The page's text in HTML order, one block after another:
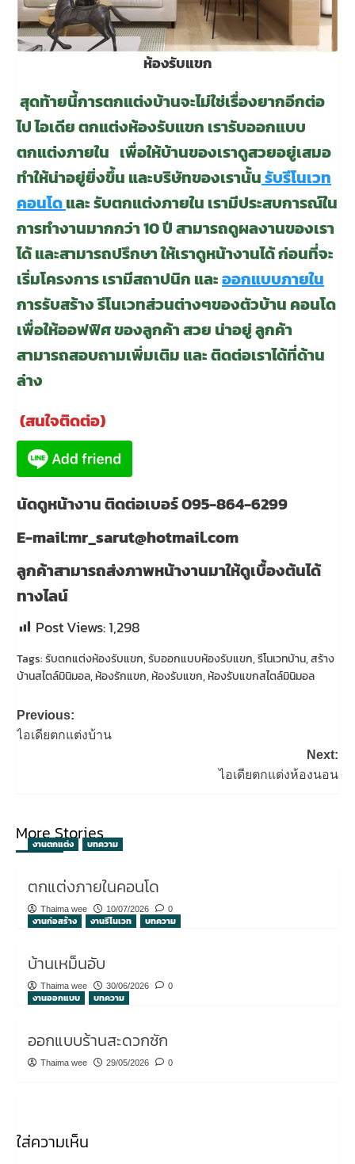
ห้องรับแขก
สุดท้ายนี้การตกแต่งบ้านจะไม่ใช่เรื่องยากอีกต่อ
ไป ไอเดีย ตกแต่งห้องรับแขก เรารับออกแบบ
ตกแต่งภายใน เพื่อให้บ้านของเราดูสวยอยู่เสมอ
ทำให้น่าอยู่ยิ่งขึ้น และบริษัทของเรานั้นรับรีโนเวท
คอนโดและ รับตกแต่งภายใน เรามีประสบการณ์ใน
การทำงานมากกว่า 10 ปี สามารถดูผลงานของเรา
ได้ และสามารถปรึกษา ให้เราดูหน้างานได้ ก่อนที่จะ
เริ่มโครงการ เรามีสถาปนิก และออกแบบภายใน
การรับสร้าง รีโนเวทส่วนต่างๆของตัวบ้าน คอนโด
เพื่อให้ออฟฟิศ ของลูกค้า สวย น่าอยู่ ลูกค้า
สามารถสอบถามเพิ่มเติม และ ติดต่อเราได้ที่ด้าน
ล่าง
(สนใจติดต่อ)
นัดดูหน้างาน ติดต่อเบอร์ 095-864-6299
E-mail:mr_sarut@hotmail.com
ลูกค้าสามารถส่งภาพหน้างานมาให้ดูเบื้องต้นได้
ทางไลน์
Post Views:1,298
Tags:รับตกแต่งห้องรับแขก,รับออกแบบห้องรับแขก,รีโนเวทบ้าน,สร้าง
บ้านสไตล์มินิมอล,ห้องรักแขก,ห้องรับแขก,ห้องรับแขกสไตล์มินิมอล
Post
navigation
Previous:
ไอเดียตกแต่งบ้าน
Next:
ไอเดียตกแต่งห้องนอน
More Stories
งานตกแต่ง บทความ
ตกแต่งภายในคอนโด
Thaima wee 10/07/2026 0
งานก่อสร้าง งานรีโนเวท บทความ
บ้านเหม็นอับ
Thaima wee 30/06/2026 0
งานออกแบบ บทความ
ออกแบบร้านสะดวกซัก
Thaima wee 29/05/2026 0
ใส่ความเห็น